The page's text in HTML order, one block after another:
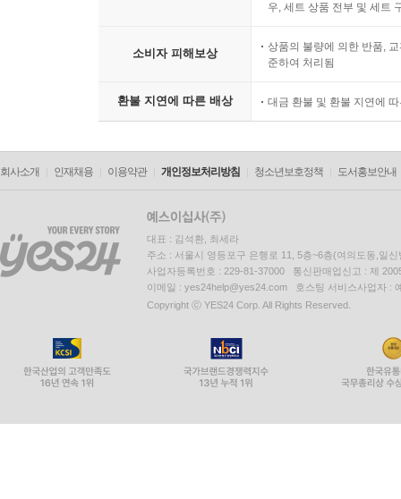
우, 세트 상품 전부 및 세트
소비자 피해보상
상품의 불량에 의한 반품,
준하여 처리됨
환불 지연에 따른 배상 대금 환불 및 환불 지연에
회사소개 인재채용 이용약관 개인정보처리방침 청소년보호정책 도서홍보안내
대표 : 김석환, 최세라
주소 : 서울시 영등포구 은행로 11, 5층~6층(여의도동,일신
사업자등록번호 : 229-81-37000 통신판매업신고 : 제
이메일 : yes24help@yes24.com 호스팅 서비스사업자 :
Copyright ⓒ YES24 Corp. All Rights Reserved.